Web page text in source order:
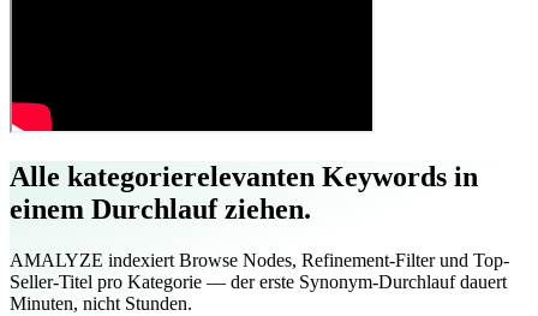
Alle kategorierelevanten Keywords in
einem Durchlauf ziehen.
AMALYZE indexiert Browse Nodes, Refinement-Filter und Top-
Seller-Titel pro Kategorie — der erste Synonym-Durchlauf dauert
Minuten, nicht Stunden.